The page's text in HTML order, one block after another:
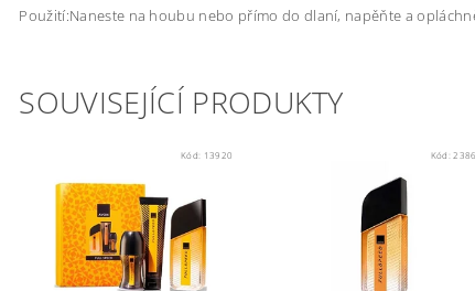
Použití:Naneste na houbu nebo přímo do dlaní, napěňte a
SOUVISEJÍCÍ PRODUKTY
Kód: 13920 Kód: